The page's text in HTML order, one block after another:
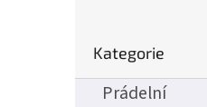
r
kategorie
Kategorie
Prádelní